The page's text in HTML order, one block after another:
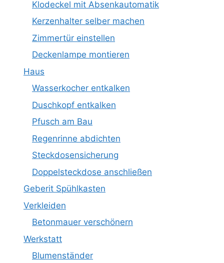
Klodeckel mit Absenkautomatik
Kerzenhalter selber machen
Zimmertür einstellen
Deckenlampe montieren
Haus
Wasserkocher entkalken
Duschkopf entkalken
Pfusch am Bau
Regenrinne abdichten
Steckdosensicherung
Doppelsteckdose anschließen
Geberit Spühlkasten
Verkleiden
Betonmauer verschönern
Werkstatt
Blumenständer